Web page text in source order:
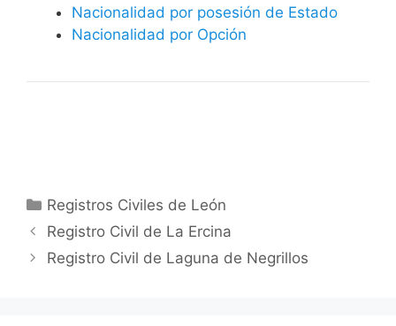
Nacionalidad por posesión de Estado
Nacionalidad por Opción
Categorías
Registros Civiles de León
Registro Civil de La Ercina
Registro Civil de Laguna de Negrillos